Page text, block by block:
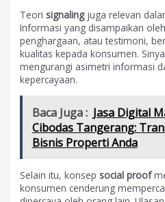
Teorisignalingjuga relevan
Informasi yang disampaikan
penghargaan, atau testimoni,
kualitas kepada konsumen.
mengurangi asimetri informasi
kepercayaan.
Baca Juga : Jasa Digital
Cibodas Tangerang:
Bisnis Properti Anda
Selain itu, konsepsocial proof
konsumen cenderung